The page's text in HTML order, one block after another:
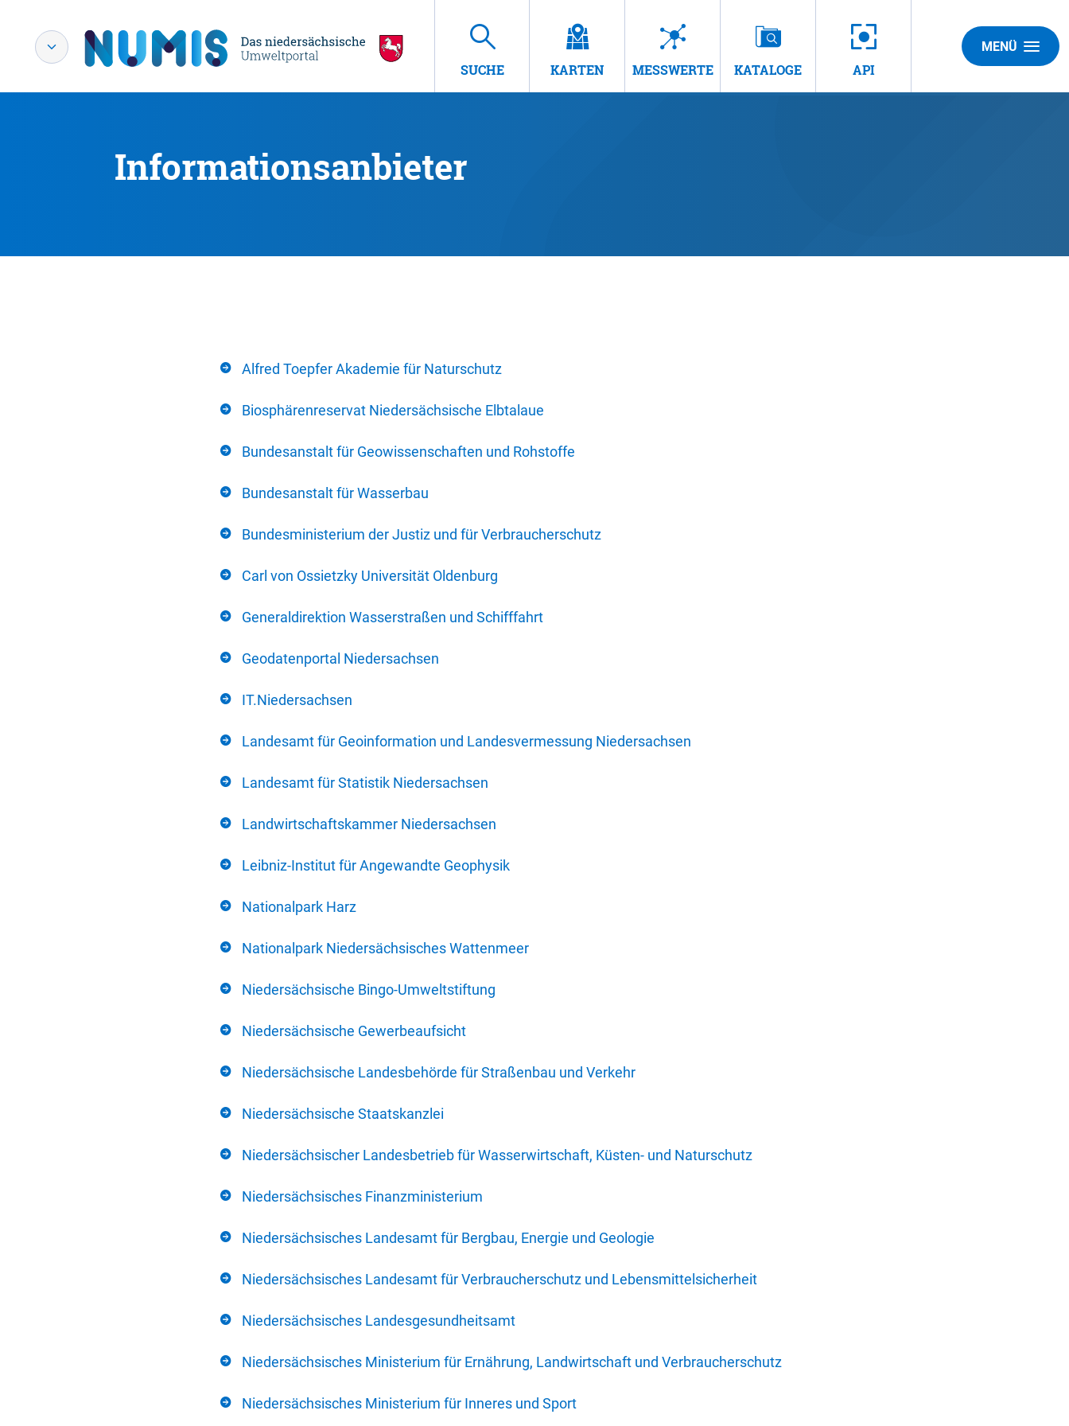
SUCHE KARTEN MESSWERTE KATALOGE API
MENÜ
Informationsanbieter
Alfred Toepfer Akademie für Naturschutz
Biosphärenreservat Niedersächsische Elbtalaue
Bundesanstalt für Geowissenschaften und Rohstoffe
Bundesanstalt für Wasserbau
Bundesministerium der Justiz und für Verbraucherschutz
Carl von Ossietzky Universität Oldenburg
Generaldirektion Wasserstraßen und Schifffahrt
Geodatenportal Niedersachsen
IT.Niedersachsen
Landesamt für Geoinformation und Landesvermessung Niedersachsen
Landesamt für Statistik Niedersachsen
Landwirtschaftskammer Niedersachsen
Leibniz-Institut für Angewandte Geophysik
Nationalpark Harz
Nationalpark Niedersächsisches Wattenmeer
Niedersächsische Bingo-Umweltstiftung
Niedersächsische Gewerbeaufsicht
Niedersächsische Landesbehörde für Straßenbau und Verkehr
Niedersächsische Staatskanzlei
Niedersächsischer Landesbetrieb für Wasserwirtschaft, Küsten- und Naturschutz
Niedersächsisches Finanzministerium
Niedersächsisches Landesamt für Bergbau, Energie und Geologie
Niedersächsisches Landesamt für Verbraucherschutz und Lebensmittelsicherheit
Niedersächsisches Landesgesundheitsamt
Niedersächsisches Ministerium für Ernährung, Landwirtschaft und Verbraucherschutz
Niedersächsisches Ministerium für Inneres und Sport